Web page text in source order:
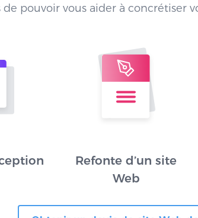
pouvoir vous aider à concrétiser
Refonte d’un site
Web